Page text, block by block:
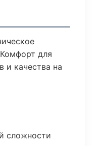
для
и качества на
сложности